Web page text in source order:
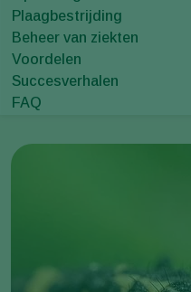
Plaagbestrijding
Beheer van ziekten
Voordelen
Succesverhalen
FAQ